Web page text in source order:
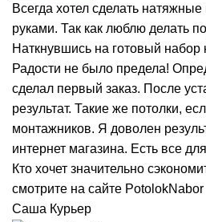
Всегда хотел сделать
руками. Так как люблю делать
Наткнувшись на готовый набор
Радости не было предела!
сделал первый заказ. После
результат. Такие же потолки,
монтажников. Я доволен
интернет магазина. Есть все
Кто хочет значительно
смотрите на сайте PotolokNabor
Саша Курьер